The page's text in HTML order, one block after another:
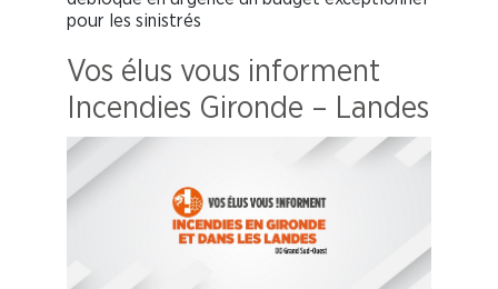
pour les sinistrés
Vos élus vous informent
Incendies Gironde – Landes